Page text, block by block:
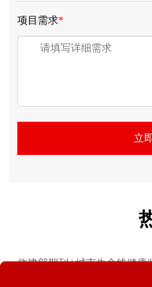
项目需求*
立
住建部期刊 | 城市生命线健